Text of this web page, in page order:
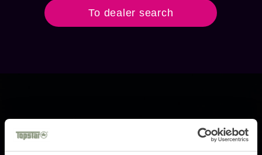
To dealer search